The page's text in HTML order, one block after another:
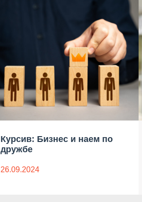
Курсив: Бизнес и наем по
дружбе
26.09.2024